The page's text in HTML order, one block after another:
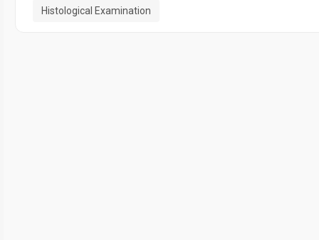
Histological Examination